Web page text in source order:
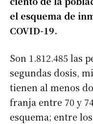
el esquema de
COVID-19.
Son 1.812.485 las
segundas dosis,
tienen al menos
franja entre 70 y
esquema; entre